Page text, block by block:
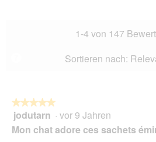
1-4 von 147
Sortieren nach:
★★★★★
★★★★★
5
5
jodutarn · vor 9 Jahren
Mon chat adore ces sachets